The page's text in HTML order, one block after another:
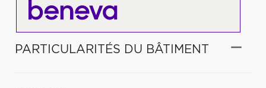
PARTICULARITÉS DU BÂTIMENT